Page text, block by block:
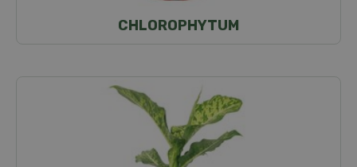
CHLOROPHYTUM